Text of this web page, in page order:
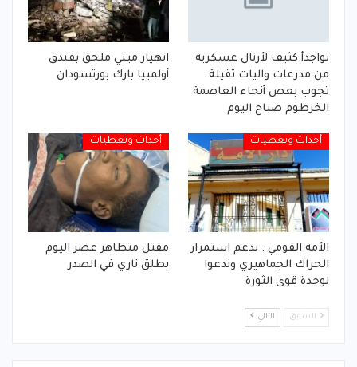
تواجدأ كثيف لأرتال عسكرية
من مدرعات واليات ثقيلة
تجوب بعص أنحاء العاصمة
الخرطوم صباح اليوم
انهيار مبني ملحق بفندق
أولمبيا بارك بورتسودان
أحداث وتغطيات
الأمة القومي : ندعم استمرار
الحراك الجماهيري وندعوا
لوحدة قوى الثورة
أحداث وتغطيات
مقتل متظاهر عصر اليوم
بطلق ناري في الصدر
السابق التالي